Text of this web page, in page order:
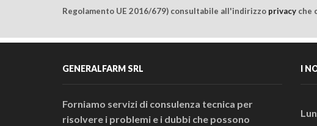
Regolamento UE 2016/679) consultabile all'indirizzo privacy che
GENERALFARM SRL
Forniamo servizi di consulenza tecnica per
risolvere i problemi e i dubbi che possono
I